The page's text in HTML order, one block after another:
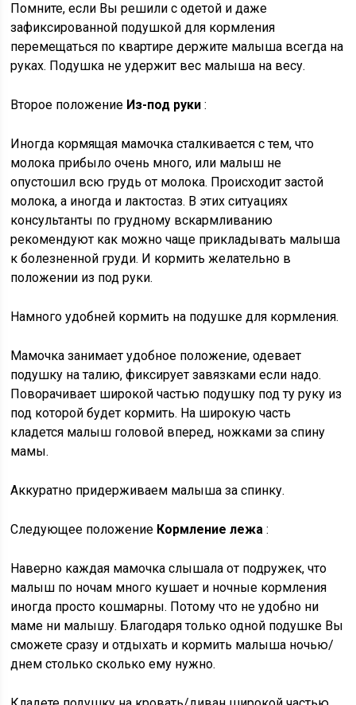
Помните, если Вы решили с одетой и даже
зафиксированной подушкой для кормления
перемещаться по квартире держите малыша всегда на
руках. Подушка не удержит вес малыша на весу.
Второе положение Из-под руки:
Иногда кормящая мамочка сталкивается с тем, что
молока прибыло очень много, или малыш не
опустошил всю грудь от молока. Происходит застой
молока, а иногда и лактостаз. В этих ситуациях
консультанты по грудному вскармливанию
рекомендуют как можно чаще прикладывать малыша
к болезненной груди. И кормить желательно в
положении из под руки.
Намного удобней кормить на подушке для кормления.
Мамочка занимает удобное положение, одевает
подушку на талию, фиксирует завязками если надо.
Поворачивает широкой частью подушку под ту руку из
под которой будет кормить. На широкую часть
кладется малыш головой вперед, ножками за спину
мамы.
Аккуратно придерживаем малыша за спинку.
Следующее положение Кормление лежа:
Наверно каждая мамочка слышала от подружек, что
малыш по ночам много кушает и ночные кормления
иногда просто кошмарны. Потому что не удобно ни
маме ни малышу. Благодаря только одной подушке Вы
сможете сразу и отдыхать и кормить малыша ночью/
днем столько сколько ему нужно.